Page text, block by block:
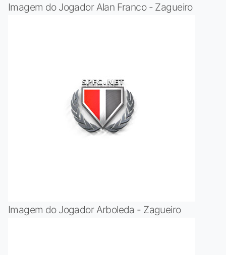
Imagem do Jogador Alan Franco - Zagueiro
Imagem do Jogador Arboleda - Zagueiro